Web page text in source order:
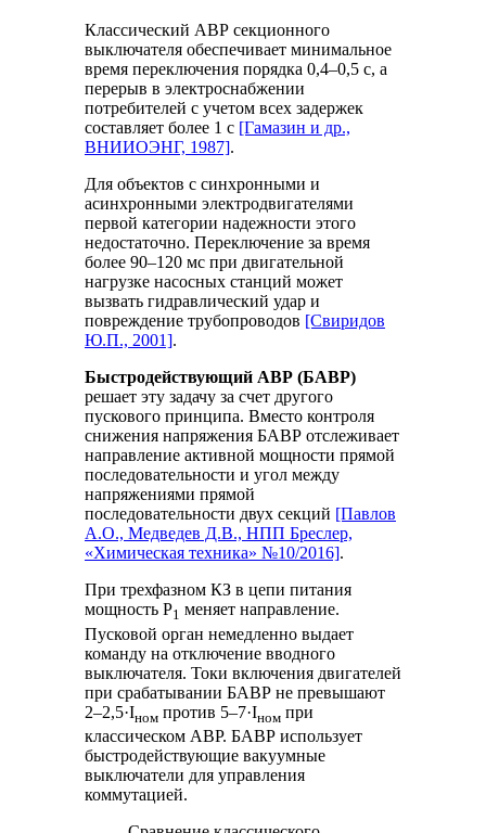
Классический АВР секционного
выключателя обеспечивает минимальное
время переключения порядка 0,4–0,5 с, а
перерыв в электроснабжении
потребителей с учетом всех задержек
составляет более 1 с [Гамазин и др.,
ВНИИОЭНГ, 1987].
Для объектов с синхронными и
асинхронными электродвигателями
первой категории надежности этого
недостаточно. Переключение за время
более 90–120 мс при двигательной
нагрузке насосных станций может
вызвать гидравлический удар и
повреждение трубопроводов [Свиридов
Ю.П., 2001].
Быстродействующий АВР (БАВР)
решает эту задачу за счет другого
пускового принципа. Вместо контроля
снижения напряжения БАВР отслеживает
направление активной мощности прямой
последовательности и угол между
напряжениями прямой
последовательности двух секций [Павлов
А.О., Медведев Д.В., НПП Бреслер,
«Химическая техника» №10/2016].
При трехфазном КЗ в цепи питания
мощность P1 меняет направление.
Пусковой орган немедленно выдает
команду на отключение вводного
выключателя. Токи включения двигателей
при срабатывании БАВР не превышают
2–2,5·Iном против 5–7·Iном при
классическом АВР. БАВР использует
быстродействующие вакуумные
выключатели для управления
коммутацией.